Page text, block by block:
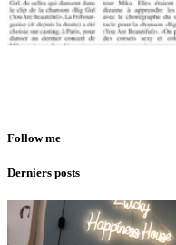
Follow me
Derniers posts